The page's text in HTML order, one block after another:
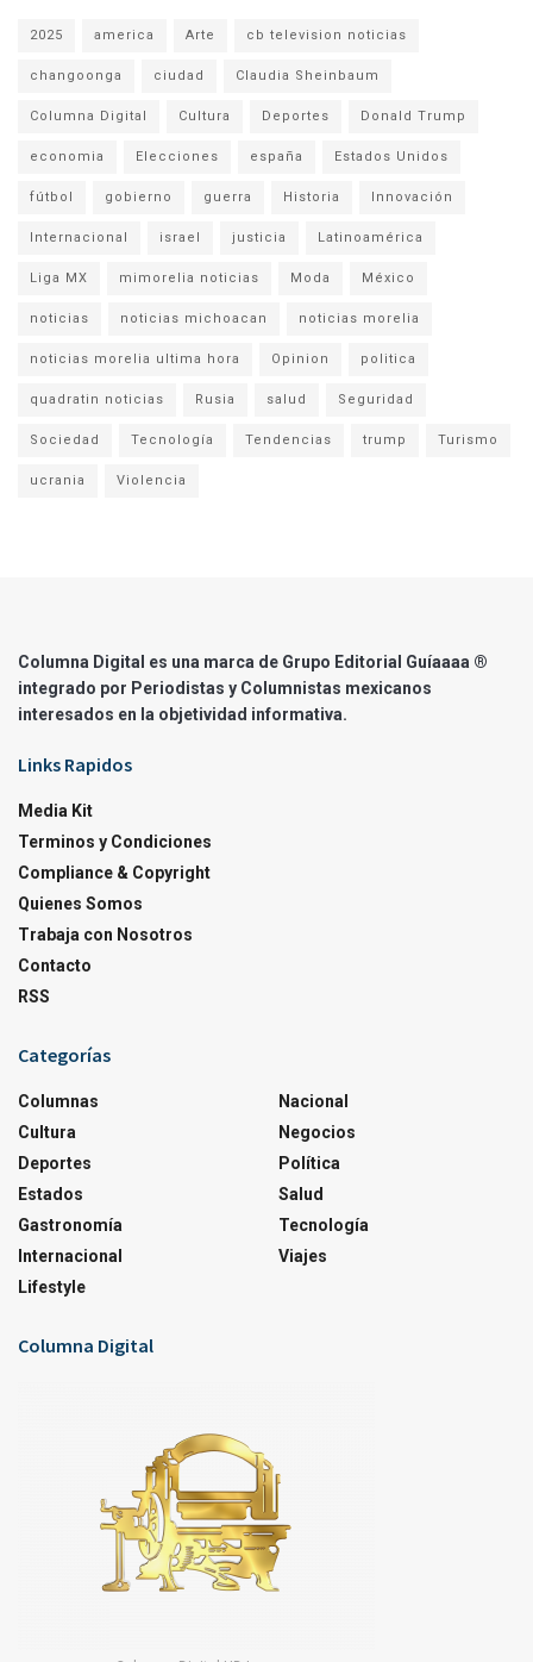
2025 america Arte cb television noticias
changoonga ciudad Claudia Sheinbaum
Columna Digital Cultura Deportes Donald Trump
economia Elecciones españa Estados Unidos
fútbol gobierno guerra Historia Innovación
Internacional israel justicia Latinoamérica
Liga MX mimorelia noticias Moda México
noticias noticias michoacan noticias morelia
noticias morelia ultima hora Opinion politica
quadratin noticias Rusia salud Seguridad
Sociedad Tecnología Tendencias trump Turismo
ucrania Violencia
Columna Digital es una marca de Grupo Editorial Guíaaaa ®
integrado por Periodistas y Columnistas mexicanos
interesados en la objetividad informativa.
Links Rapidos
Media Kit
Terminos y Condiciones
Compliance & Copyright
Quienes Somos
Trabaja con Nosotros
Contacto
RSS
Categorías
Columnas
Cultura
Deportes
Estados
Gastronomía
Internacional
Lifestyle
Nacional
Negocios
Política
Salud
Tecnología
Viajes
Columna Digital